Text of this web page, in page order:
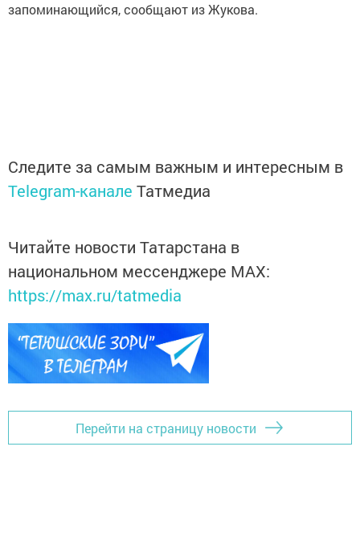
запоминающийся, сообщают из Жукова.
Следите за самым важным и интересным в
Telegram-канале Татмедиа
Читайте новости Татарстана в
национальном мессенджере MАХ:
https://max.ru/tatmedia
Перейти на страницу новости